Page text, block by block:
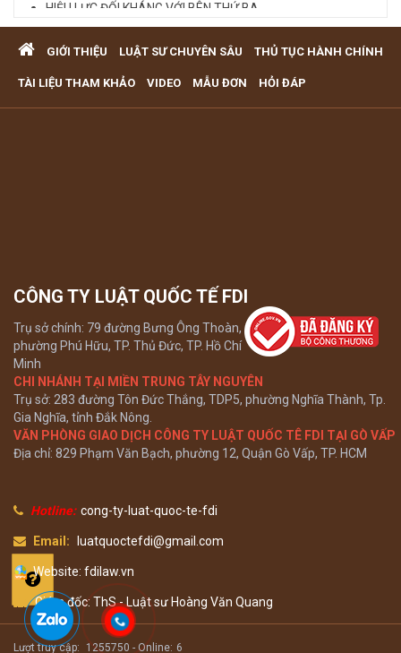
HIỆU LỰC ĐỐI KHÁNG VỚI BÊN THỨ BA
với đất
VĂN PHÒNG LUẬT SƯ TƯ VẤN MIỄN PHÍ QUA ĐIỆN THOẠI
GIỚI THIỆU LUẬT SƯ CHUYÊN SÂU THỦ TỤC HÀNH CHÍNH
TÀI LIỆU THAM KHẢO VIDEO MẪU ĐƠN HỎI ĐÁP
CÔNG TY LUẬT QUỐC TẾ FDI
Trụ sở chính: 79 đường Bưng Ông Thoàn,
phường Phú Hữu, TP. Thủ Đức, TP. Hồ Chí
Minh
CHI NHÁNH TẠI MIỀN TRUNG TÂY NGUYÊN
Trụ sở: 283 đường Tôn Đức Thắng, TDP5, phường Nghĩa Thành, Tp.
Gia Nghĩa, tỉnh Đắk Nông.
VĂN PHÒNG GIAO DỊCH CÔNG TY LUẬT QUỐC TÊ FDI TẠI GÒ VẤP
Địa chỉ: 829 Phạm Văn Bạch, phường 12, Quận Gò Vấp, TP. HCM
Hotline: cong-ty-luat-quoc-te-fdi
Email: luatquoctefdi@gmail.com
Website: fdilaw.vn
Giám đốc: ThS - Luật sư Hoàng Văn Quang
Lượt truy cập: 1255750 - Online: 6